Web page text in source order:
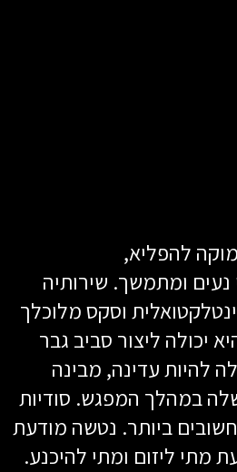
להפליא,
ומתמשך. שירותיה
וסקס מלוכלך
יכולה ליצור סביב גבר
להיות עדינה, מבינה
במהלך המפגש. סודיות
ביותר. נטשה מודעת
מתי ליזום ומתי להיכנע.